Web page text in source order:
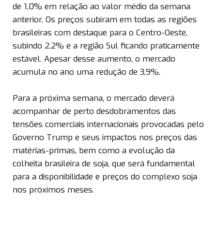
de 1,0% em relação ao valor médio da semana
anterior. Os preços subiram em todas as regiões
brasileiras com destaque para o Centro-Oeste,
subindo 2,2% e a região Sul ficando praticamente
estável. Apesar desse aumento, o mercado
acumula no ano uma redução de 3,9%.
Para a próxima semana, o mercado deverá
acompanhar de perto desdobramentos das
tensões comerciais internacionais provocadas pelo
Governo Trump e seus impactos nos preços das
matérias-primas, bem como a evolução da
colheita brasileira de soja, que será fundamental
para a disponibilidade e preços do complexo soja
nos próximos meses.